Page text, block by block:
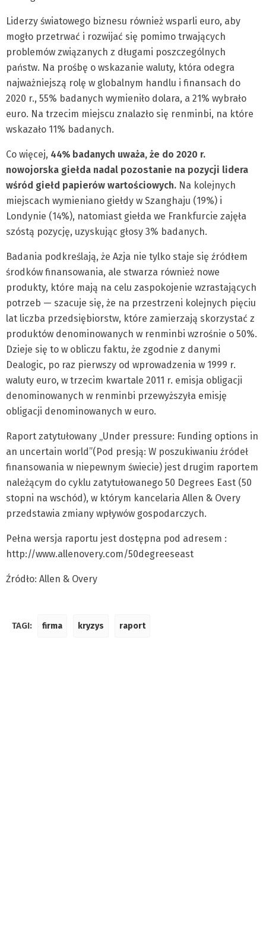
Liderzy światowego biznesu również wsparli euro, aby
mogło przetrwać i rozwijać się pomimo trwających
problemów związanych z długami poszczególnych
państw. Na prośbę o wskazanie waluty, która odegra
najważniejszą rolę w globalnym handlu i finansach do
2020 r., 55% badanych wymieniło dolara, a 21% wybrało
euro. Na trzecim miejscu znalazło się renminbi, na które
wskazało 11% badanych.
Co więcej, 44% badanych uważa, że do 2020 r.
nowojorska giełda nadal pozostanie na pozycji lidera
wśród giełd papierów wartościowych. Na kolejnych
miejscach wymieniano giełdy w Szanghaju (19%) i
Londynie (14%), natomiast giełda we Frankfurcie zajęła
szóstą pozycję, uzyskując głosy 3% badanych.
Badania podkreślają, że Azja nie tylko staje się źródłem
środków finansowania, ale stwarza również nowe
produkty, które mają na celu zaspokojenie wzrastających
potrzeb — szacuje się, że na przestrzeni kolejnych pięciu
lat liczba przedsiębiorstw, które zamierzają skorzystać z
produktów denominowanych w renminbi wzrośnie o 50%.
Dzieje się to w obliczu faktu, że zgodnie z danymi
Dealogic, po raz pierwszy od wprowadzenia w 1999 r.
waluty euro, w trzecim kwartale 2011 r. emisja obligacji
denominowanych w renminbi przewyższyła emisję
obligacji denominowanych w euro.
Raport zatytułowany „Under pressure: Funding options in
an uncertain world”(Pod presją: W poszukiwaniu źródeł
finansowania w niepewnym świecie) jest drugim raportem
należącym do cyklu zatytułowanego 50 Degrees East (50
stopni na wschód), w którym kancelaria Allen & Overy
przedstawia zmiany wpływów gospodarczych.
Pełna wersja raportu jest dostępna pod adresem :
http://www.allenovery.com/50degreeseast
Źródło: Allen & Overy
TAGI: firma kryzys raport